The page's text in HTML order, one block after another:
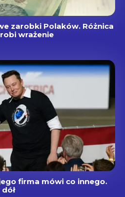
zarobki Polaków. Różnica
wrażenie
firma mówi co innego.